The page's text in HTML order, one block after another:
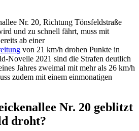
Nr. 20, Richtung Tönsfeldstraße
und zu schnell fährt, muss mit
ab einer
von 21 km/h drohen Punkte in
Novelle 2021 sind die Strafen deutlich
Jahres zweimal mit mehr als 26 km/h
zudem mit einem einmonatigen
Nr. 20 geblitzt
droht?